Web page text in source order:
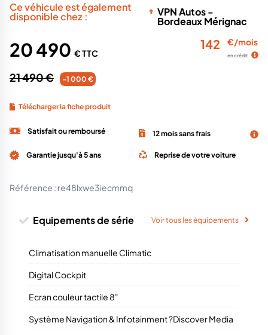
Ce véhicule est également
disponible chez : VPN Autos -
Bordeaux Mérignac
20 490 € TTC
21 490 € -1 000 €
142 €/mois
en crédit
Télécharger la fiche produit
Satisfait ou remboursé 12 mois sans frais
Garantie jusqu'à 5 ans Reprise de votre voiture
Référence : re48lxwe3iecmmq
Equipements de série Voir tous les équipements
Climatisation manuelle Climatic
Digital Cockpit
Ecran couleur tactile 8"
Système Navigation & Infotainment ?Discover Media